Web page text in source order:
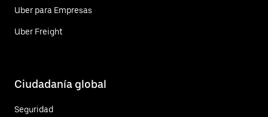
Uber para Empresas
Uber Freight
Ciudadanía global
Seguridad